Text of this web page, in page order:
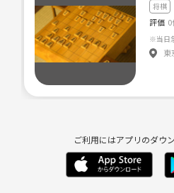
将棋
評価
東
ご利用にはアプリのダウ